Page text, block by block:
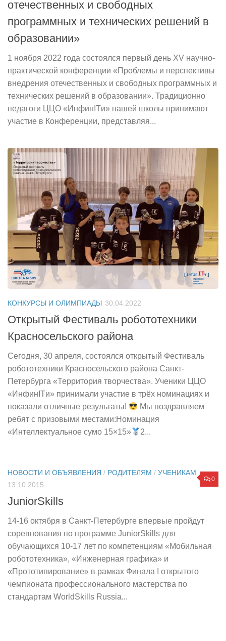
отечественных и свободных
программных и технических решений в
образовании»
1 ноября 2022 года состоялся первый день XV научно-
практической конференции «Проблемы и перспективы
внедрения отечественных и свободных программных и
технических решений в образовании». Традиционно
педагоги ЦЦО «ИнфинITи» нашей школы принимают
участие в Конференции, представляя...
КОНКУРСЫ И ОЛИМПИАДЫ 30.04.2022
Открытый Фестиваль робототехники
Красносельского района
Сегодня, 30 апреля, состоялся открытый Фестиваль
робототехники Красносельского района Санкт-
Петербурга «Территория творчества». Ученики ЦЦО
«ИнфинITи» принимали участие в трёх номинациях и
показали отличные результаты!
Мы поздравляем
ребят с призовыми местами:Номинация
«Интеллектуальное сумо 15×15»
2...
0
НОВОСТИ И ОБЪЯВЛЕНИЯ / РОДИТЕЛЯМ / УЧЕНИКАМ
13.10.2015
JuniorSkills
14-16 октября в Санкт-Петербурге впервые пройдут
соревнования по программе JuniorSkills для
обучающихся 10-17 лет по компетенциям «Мобильная
робототехника», «Инженерная графика» и
«Прототипирование» в рамках Финала I открытого
чемпионата профессионального мастерства по
стандартам WorldSkills Russia...